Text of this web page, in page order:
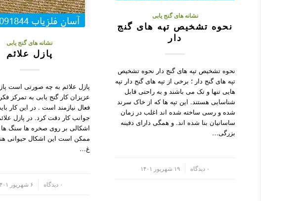
نشانه های گنج یابی
نحوه تشخیص تپه های گنج
دار
نحوه تشخیص تپه های گنج دار نحوه تشخیص
تپه های گنج دار ؛ برخی از تپه های گنج دار تپه
هایی تنها و تک می باشند و به راحتی قابل
شناسایی هستند. این تپه ها که از خاک سرند
شده و رسی ساخته شده اند اغلب در زمان
ساسانیان بنا شده اند. و همگی دارای دفینه
بزرگی…
۰ دیدگاه ۱۹ شهریور ۱۴۰۱
نشانه های گنج یابی
پازل علائم
پازل علائم به چه صورتی است
عزیزان کار گنج یابی به تمرکز
فعال نیازمند است . در این کار
جوانب کار دقت کرد. در پازل
اشکالی بر روی صخره ها سنگ ها
ممکن است این اشکال حیوانی
غ…
۰ دیدگاه ۶ شهریور ۱۴۰۱